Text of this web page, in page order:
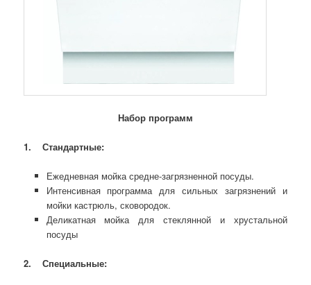
Набор программ
1.Стандартные:
Ежедневная мойка средне-загрязненной посуды.
Интенсивная программа для сильных загрязнений и
мойки кастрюль, сковородок.
Деликатная мойка для стеклянной и хрустальной
посуды
2.Специальные: